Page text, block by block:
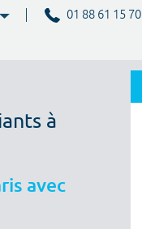
01 88 61 15 70
à
avec